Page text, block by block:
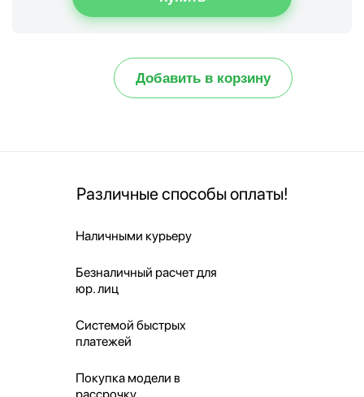
Добавить в корзину
Различные способы оплаты!
Наличными курьеру
Безналичный расчет для
юр. лиц
Системой быстрых
платежей
Покупка модели в